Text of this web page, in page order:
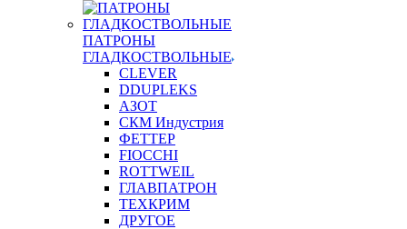
ПАТРОНЫ
ГЛАДКОСТВОЛЬНЫЕ
CLEVER
DDUPLEKS
АЗОТ
СКМ Индустрия
ФЕТТЕР
FIOCCHI
ROTTWEIL
ГЛАВПАТРОН
ТЕХКРИМ
ДРУГОЕ